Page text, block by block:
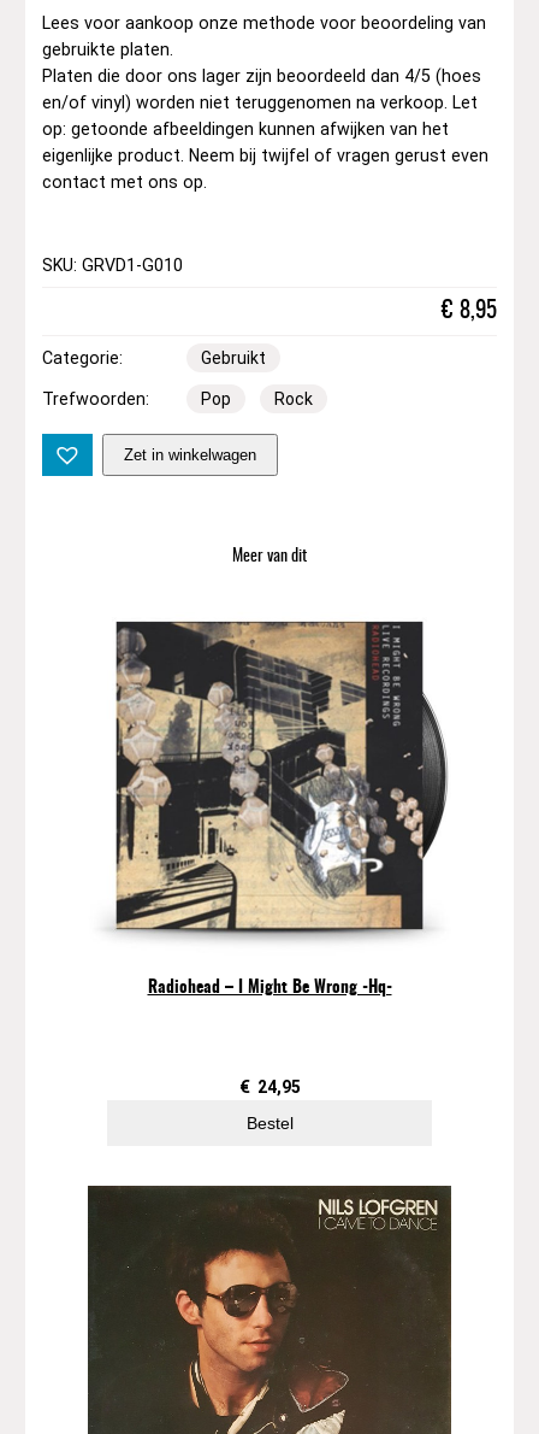
Lees voor aankoop onze methode voor beoordeling van
gebruikte platen.
Platen die door ons lager zijn beoordeeld dan 4/5 (hoes
en/of vinyl) worden niet teruggenomen na verkoop. Let
op: getoonde afbeeldingen kunnen afwijken van het
eigenlijke product. Neem bij twijfel of vragen gerust even
contact met ons op.
SKU: GRVD1-G010
€ 8,95
Categorie: Gebruikt
Trefwoorden: Pop Rock
i
s
i
n
g
s
a
t
t
h
e
S
e
d
o
n
a
a
t
a
l
Zet in winkelwagen
Meer van dit
Radiohead – I Might Be Wrong -Hq-
€ 24,95
Bestel